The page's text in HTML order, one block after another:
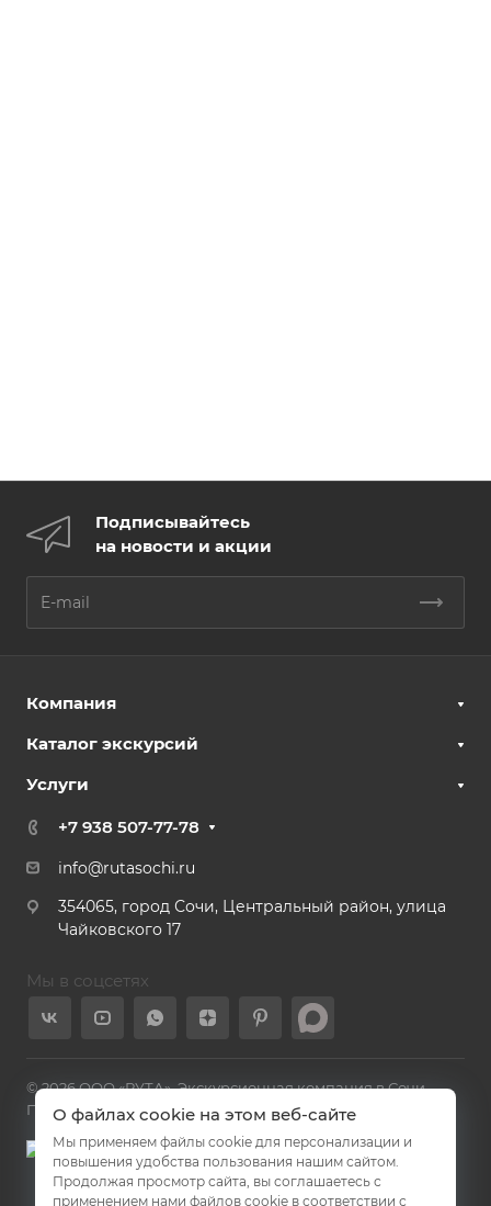
Подписывайтесь
на новости и акции
Компания
Каталог экскурсий
Услуги
+7 938 507-77-78
info@rutasochi.ru
354065, город Сочи, Центральный район, улица
Чайковского 17
Мы в соцсетях
© 2026 ООО «РУТА». Экскурсионная компания в Сочи.
Политика конфиденциальности
О файлах cookie на этом веб-сайте
Мы применяем файлы cookie для персонализации и
повышения удобства пользования нашим сайтом.
Продолжая просмотр сайта, вы соглашаетесь с
применением нами файлов cookie в соответствии с